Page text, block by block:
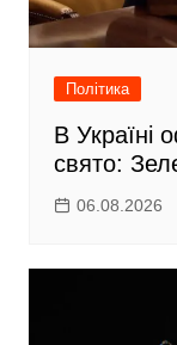
Політика
В Україні
свято:
06.08.2026